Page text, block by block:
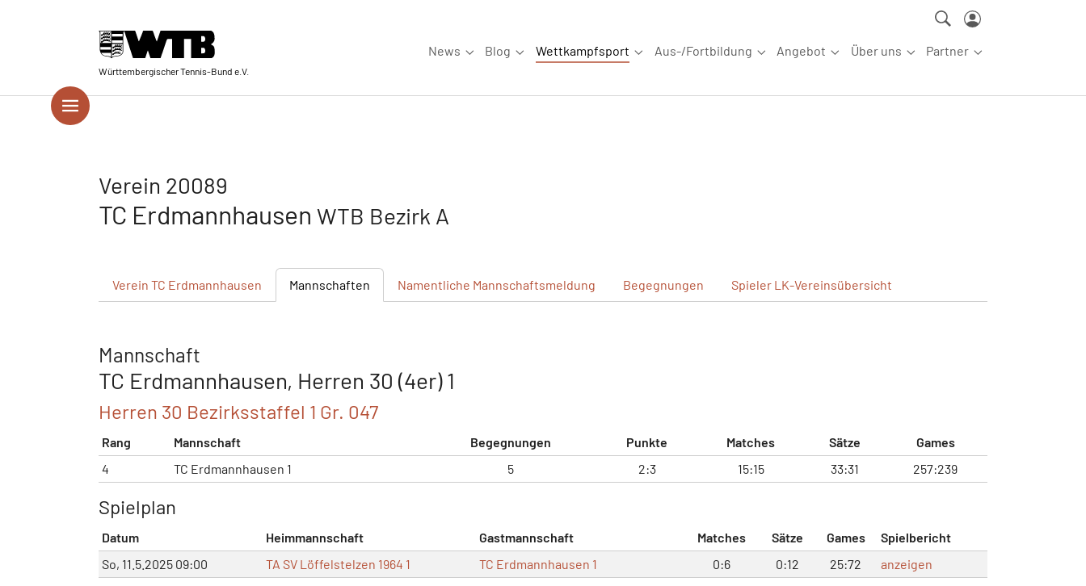
Württembergischer Tennis-Bund e.V.
News
Submenu for "News"
Blog
Submenu for "Blog"
Wettkampfsport
Submenu for "Wettkampfsport"
Aus-/Fortbildung
Submenu for "Aus-/Fortbildung"
Angebot
Submenu for "Angebot"
Über uns
Submenu for "Über uns"
Partner
Submenu for
Verein 20089
TC Erdmannhausen WTB Bezirk A
Verein TC Erdmannhausen Mannschaften Namentliche Mannschaftsmeldung Begegnungen Spieler LK-Vereinsübersicht
Mannschaft
TC Erdmannhausen, Herren 30 (4er) 1
Herren 30 Bezirksstaffel 1 Gr. 047
Rang Mannschaft Begegnungen Punkte Matches Sätze
Games
4
TC Erdmannhausen 1 5 2:3 15:15 33:31 257:239
Spielplan
Datum Heimmannschaft Gastmannschaft Matches Sätze Games
Spielbericht
So, 11.5.2025 09:00
TA SV Löffelstelzen 1964 1 TC Erdmannhausen 1 0:6 0:12 25:72
anzeigen